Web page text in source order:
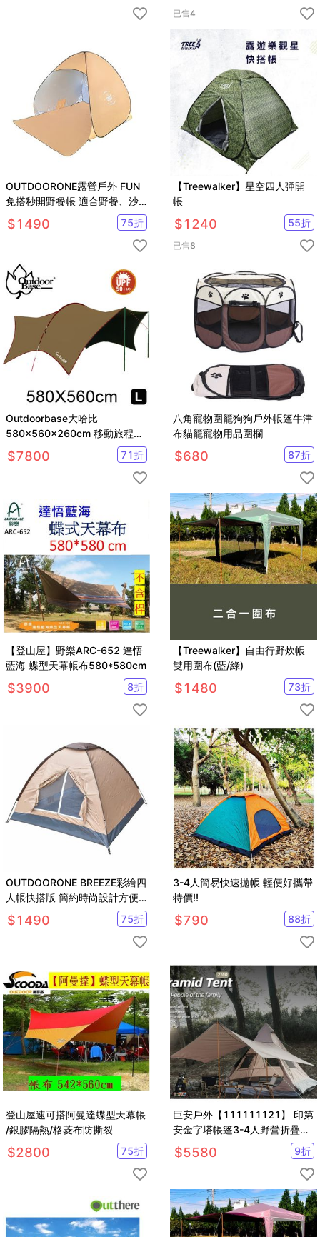
已售4
OUTDOORONE露營戶外 FUN
免搭秒開野餐帳 適合野餐、沙
灘遮陽、兒童遊戲帳
$1490 75折
【Treewalker】星空四人彈開
帳
$1240 55折
已售8
Outdoorbase大哈比
580x560x260cm 移動旅程天
幕布-(卡其色)天幕帳 哈比天幕
$7800 71折
八角寵物圍籠狗狗戶外帳篷牛津
布貓籠寵物用品圍欄
$680 87折
【登山屋】野樂ARC-652 達悟
藍海 蝶型天幕帳布580*580cm
$3900 8折
【Treewalker】自由行野炊帳
雙用圍布(藍/綠)
$1480 73折
OUTDOORONE BREEZE彩繪四
人帳快搭版 簡約時尚設計方便
1-2人輕鬆搭建重量輕便
$1490 75折
3-4人簡易快速拋帳 輕便好攜帶
特價!!
$790 88折
登山屋速可搭阿曼達蝶型天幕帳
/銀膠隔熱/格菱布防撕裂
$2800 75折
巨安戶外【111111121】 印第
安金字塔帳篷3-4人野營折疊天
幕防風雨抗紫外線露營帳
$5580 9折